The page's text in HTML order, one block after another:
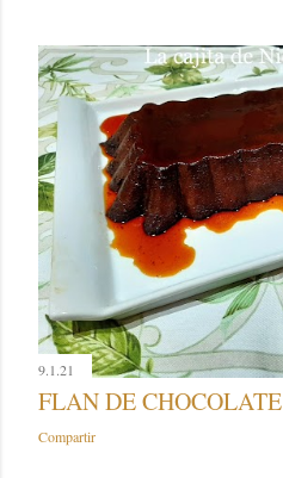
9.1.21
FLAN DE CHOCOLATE
Compartir